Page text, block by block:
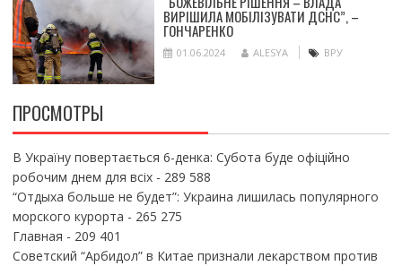
ВИРІШИЛА МОБІЛІЗУВАТИ ДСНС”, –
ГОНЧАРЕНКО
01.06.2024 ALESYA ВРУ
ПРОСМОТРЫ
В Україну повертається 6-денка: Субота буде офіційно
робочим днем для всіх- 289 588
“Отдыха больше не будет”: Украина лишилась популярного
морского курорта - 265 275
Главная - 209 401
Советский “Арбидол” в Китае признали лекарством против